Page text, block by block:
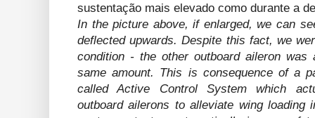
sustentação mais elevado como durante a
In the picture above, if enlarged, we can
deflected upwards. Despite this fact, we
condition - the other outboard aileron was
same amount. This is consequence of a
called Active Control System which
outboard ailerons to alleviate wing